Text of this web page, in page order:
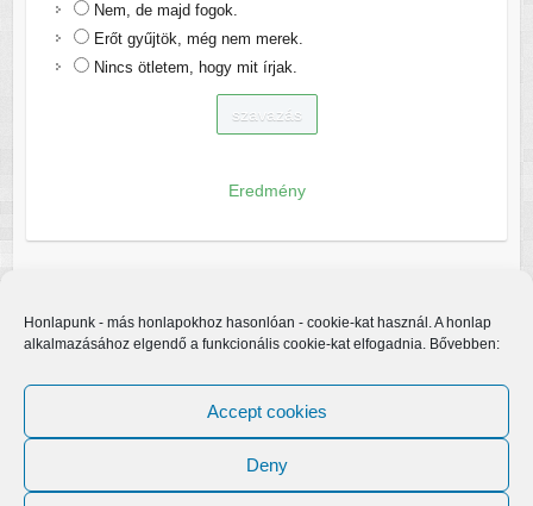
Honlapunk - más honlapokhoz hasonlóan - cookie-kat használ. A honlap
alkalmazásához elgendő a funkcionális cookie-kat elfogadnia. Bővebben:
Accept cookies
Deny
Nem, de majd fogok.
Erőt gyűjtök, még nem merek.
Nincs ötletem, hogy mit írjak.
Eredmény